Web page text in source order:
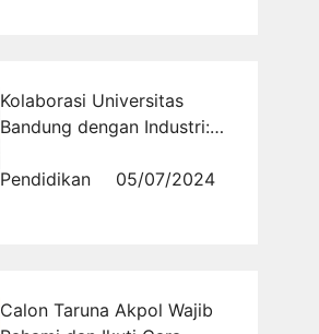
Kolaborasi Universitas
Bandung dengan Industri:
Handal
Pendidikan 05/07/2024
Calon Taruna Akpol Wajib